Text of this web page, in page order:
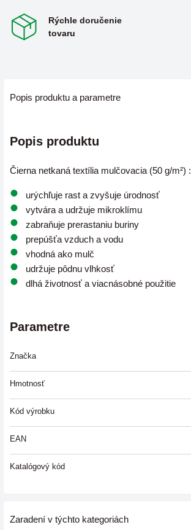
Rýchle doručenie
tovaru
Popis produktu a parametre
Popis produktu
Čierna netkaná textília mulčovacia (50 g/m²) :
urýchľuje rast a zvyšuje úrodnosť
vytvára a udržuje mikroklímu
zabraňuje prerastaniu buriny
prepúšťa vzduch a vodu
vhodná ako mulč
udržuje pôdnu vlhkosť
dlhá životnosť a viacnásobné použitie
Parametre
Značka
Hmotnosť
Kód výrobku
EAN
Katalógový kód
Zaradení v týchto kategoriách